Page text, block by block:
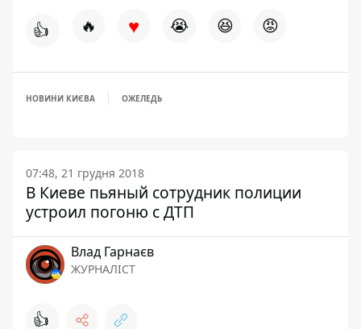
👍 🔥 ♥ 😭 😆 😡
НОВИНИ КИЄВА ОЖЕЛЕДЬ
07:48, 21 грудня 2018
В Киеве пьяный сотрудник полиции
устроил погоню с ДТП
Влад Гарнаєв
ЖУРНАЛІСТ
👍